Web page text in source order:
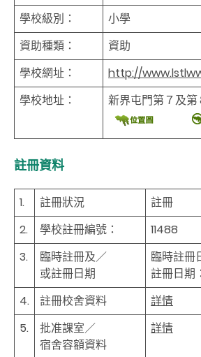
學校級別：
小學
資助種類：
資助
學校網址：
http://
學校地址：
新界屯門第７及
註冊資料
1. 註冊狀況
註冊
2.
學校註冊編號：
11488
3.
臨時註冊及／
或註冊日期
臨時註冊
註冊日期
4.
註冊校舍資料
詳情
5.
批准課室／
宿舍容額資料
詳情